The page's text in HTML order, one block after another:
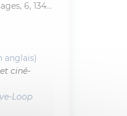
6, 1348
anglais)
ciné-
Loop